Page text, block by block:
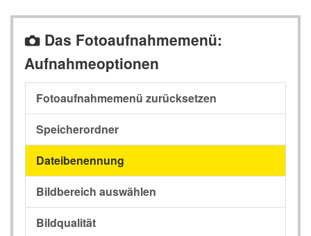
C Das Fotoaufnahmemenü:
Aufnahmeoptionen
Fotoaufnahmemenü zurücksetzen
Speicherordner
Dateibenennung
Bildbereich auswählen
Bildqualität